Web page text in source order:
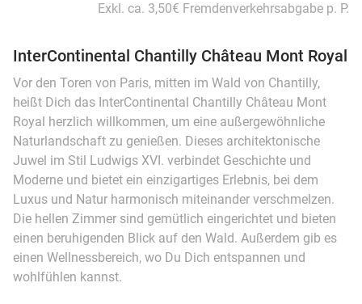
Exkl. ca. 3,50€ Fremdenverkehrsabgabe p. P.
InterContinental Chantilly Château Mont Royal
Vor den Toren von Paris, mitten im Wald von Chantilly,
heißt Dich das InterContinental Chantilly Château Mont
Royal herzlich willkommen, um eine außergewöhnliche
Naturlandschaft zu genießen. Dieses architektonische
Juwel im Stil Ludwigs XVI. verbindet Geschichte und
Moderne und bietet ein einzigartiges Erlebnis, bei dem
Luxus und Natur harmonisch miteinander verschmelzen.
Die hellen Zimmer sind gemütlich eingerichtet und bieten
einen beruhigenden Blick auf den Wald. Außerdem gib es
einen Wellnessbereich, wo Du Dich entspannen und
wohlfühlen kannst.